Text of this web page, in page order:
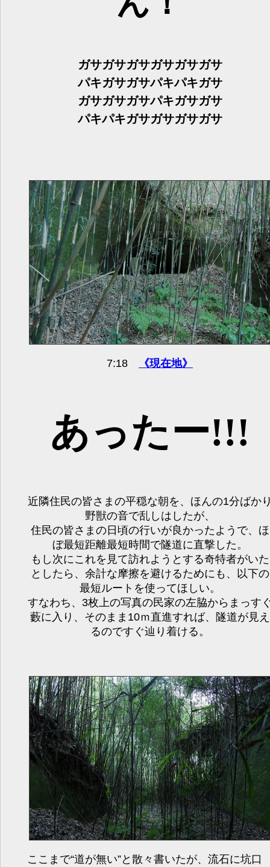
ガサガサガサガサガサガサ
パキガサガサパキパキガサ
ガサガサガサパキガサガサ
パキパキガサガサガサガサ
7:18 《現在地》
あったー!!!
近隣住民の皆さまの平穏な朝を、ほんの1分ばか
野獣の音で乱しはしたが、
住民の皆さまの日頃の行いが良かったようで、ほ
ぼ最短距離最短時間で隧道に直撃した。
もし次にこれを見て訪れようとする奇特者がいた
としたら、余計な摩擦を避けるためにも、以下の
最短ルートを使ってほしい。
すなわち、3枚上の写真の民家の左脇からまっす
藪に入り、そのまま10ｍ直進すれば、隧道が見え
るのですぐ辿り着ける。
ここまで“道が無い”と散々書いたが、流石に坑口